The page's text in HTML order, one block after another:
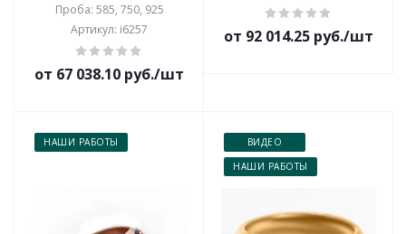
Проба: 585, 750, 925
Артикул: i6257
от 67 038.10 руб./шт
от 92 014.25 руб./шт
НАШИ РАБОТЫ
ВИДЕО
НАШИ РАБОТЫ